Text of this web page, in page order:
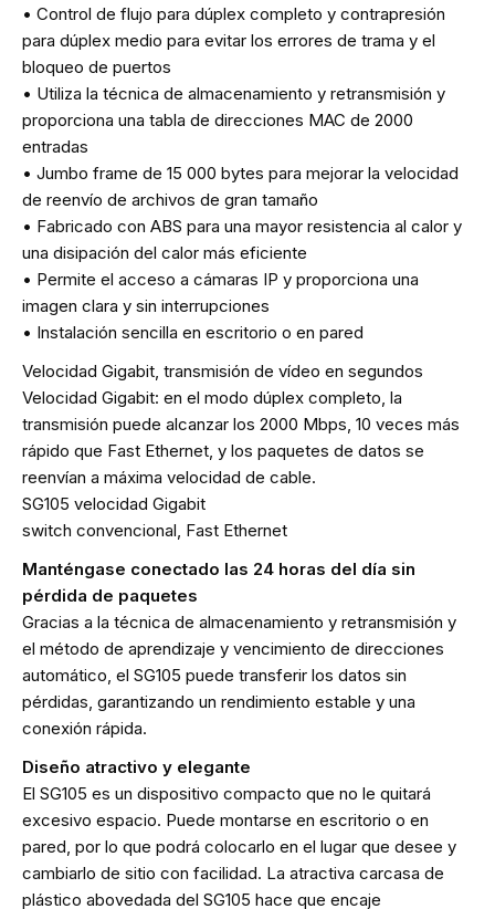
• Control de flujo para dúplex completo y contrapresión
para dúplex medio para evitar los errores de trama y el
bloqueo de puertos
• Utiliza la técnica de almacenamiento y retransmisión y
proporciona una tabla de direcciones MAC de 2000
entradas
• Jumbo frame de 15 000 bytes para mejorar la velocidad
de reenvío de archivos de gran tamaño
• Fabricado con ABS para una mayor resistencia al calor y
una disipación del calor más eficiente
• Permite el acceso a cámaras IP y proporciona una
imagen clara y sin interrupciones
• Instalación sencilla en escritorio o en pared
Velocidad Gigabit, transmisión de vídeo en segundos
Velocidad Gigabit: en el modo dúplex completo, la
transmisión puede alcanzar los 2000 Mbps, 10 veces más
rápido que Fast Ethernet, y los paquetes de datos se
reenvían a máxima velocidad de cable.
SG105 velocidad Gigabit
switch convencional, Fast Ethernet
Manténgase conectado las 24 horas del día sin
pérdida de paquetes
Gracias a la técnica de almacenamiento y retransmisión y
el método de aprendizaje y vencimiento de direcciones
automático, el SG105 puede transferir los datos sin
pérdidas, garantizando un rendimiento estable y una
conexión rápida.
Diseño atractivo y elegante
El SG105 es un dispositivo compacto que no le quitará
excesivo espacio. Puede montarse en escritorio o en
pared, por lo que podrá colocarlo en el lugar que desee y
cambiarlo de sitio con facilidad. La atractiva carcasa de
plástico abovedada del SG105 hace que encaje